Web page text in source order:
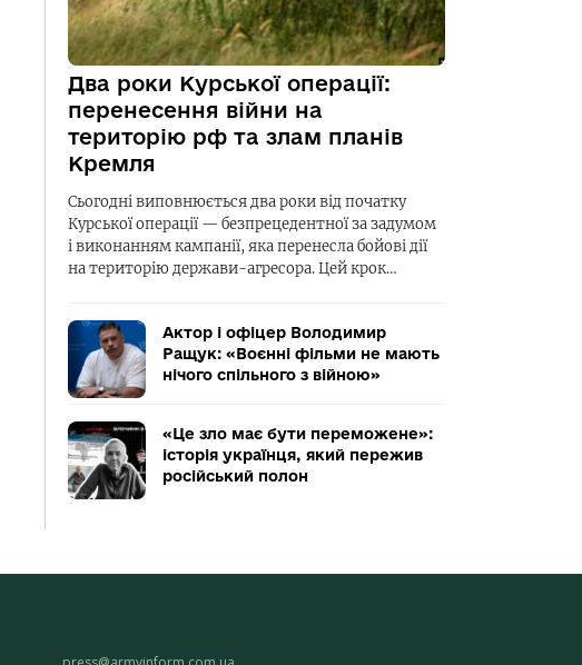
Два роки Курської операції:
перенесення війни на
територію рф та злам планів
Кремля
Сьогодні виповнюється два роки від початку
Курської операції — безпрецедентної за задумом
і виконанням кампанії, яка перенесла бойові дії
на територію держави-агресора. Цей крок…
Актор і офіцер Володимир
Ращук: «Воєнні фільми не мають
нічого спільного з війною»
«Це зло має бути переможене»:
історія українця, який пережив
російський полон